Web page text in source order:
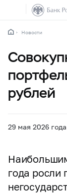
Новости
рублей
29 мая 2026 года
года росли